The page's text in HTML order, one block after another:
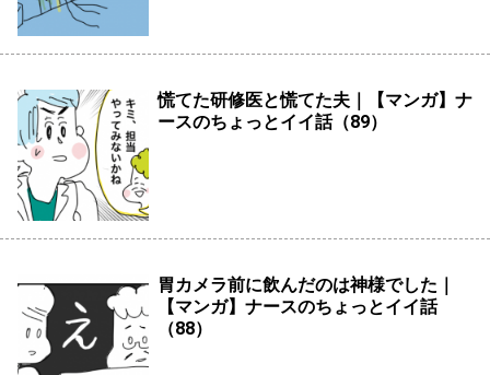
慌てた研修医と慌てた夫｜【マンガ】ナ
ースのちょっとイイ話（89）
胃カメラ前に飲んだのは神様でした｜
【マンガ】ナースのちょっとイイ話
（88）